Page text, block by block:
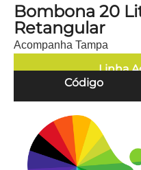
Bombona 20
Retangular
Acompanha Tampa
Linha
Código